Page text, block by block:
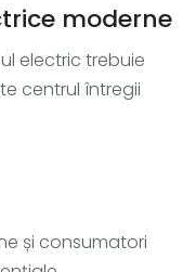
moderne
electric trebuie
centrul întregii
și consumatori